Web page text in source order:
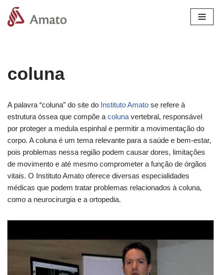
Pular
coluna
A palavra “coluna” do site do Instituto Amato se refere à
estrutura óssea que compõe a coluna vertebral, responsável
por proteger a medula espinhal e permitir a movimentação do
corpo. A coluna é um tema relevante para a saúde e bem-estar,
pois problemas nessa região podem causar dores, limitações
de movimento e até mesmo comprometer a função de órgãos
vitais. O Instituto Amato oferece diversas especialidades
médicas que podem tratar problemas relacionados à coluna,
como a neurocirurgia e a ortopedia.